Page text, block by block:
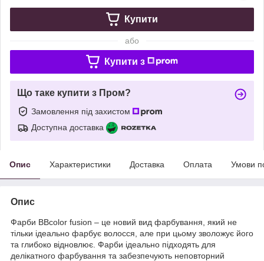
Купити
або
Купити з
Що таке купити з Пром?
Замовлення під захистом
Доступна доставка
Опис Характеристики Доставка Оплата Умови
Опис
Фарби BBcolor fusion – це новий вид фарбування, який не
тільки ідеально фарбує волосся, але при цьому зволожує його
та глибоко відновлює. Фарби ідеально підходять для
делікатного фарбування та забезпечують неповторний